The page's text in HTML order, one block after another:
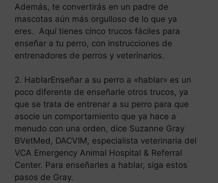
Además, te convertirás en un padre de
mascotas aún más orgulloso de lo que ya
eres. Aquí tienes cinco trucos fáciles para
enseñar a tu perro, con instrucciones de
entrenadores de perros y veterinarios.
2. HablarEnseñar a su perro a «hablar» es un
poco diferente de enseñarle otros trucos, ya
que se trata de entrenar a su perro para que
asocie un comportamiento que ya hace a
menudo con una orden, dice Suzanne Gray
BVetMed, DACVIM, especialista veterinaria del
VCA Emergency Animal Hospital & Referral
Center. Para enseñarles a hablar, siga estos
pasos de Gray.